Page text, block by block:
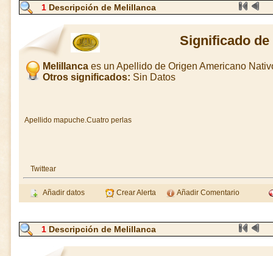
1 Descripción de Melillanca
Significado de
Melillancaes un Apellido de Origen Americano
Otros significados: Sin Datos
Apellido mapuche.Cuatro perlas
Twittear
Añadir datos Crear Alerta Añadir Comentario
1 Descripción de Melillanca